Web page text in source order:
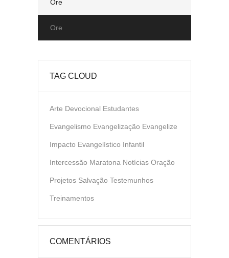
Ore
Ore
TAG CLOUD
Arte Devocional Estudantes
Evangelismo Evangelização Evangelize
Impacto Evangelístico Infantil
Intercessão Maratona Notícias Oração
Projetos Salvação Testemunhos
Treinamentos
COMENTÁRIOS